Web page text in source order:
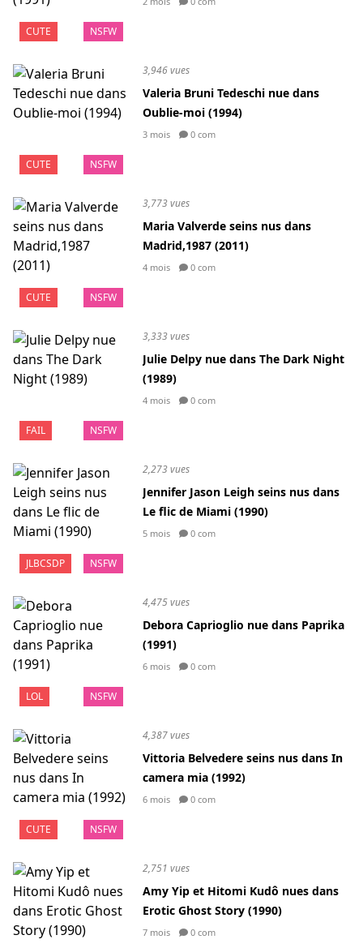
CUTE NSFW
CUTE NSFW
3,946 vues
Valeria Bruni Tedeschi nue dans
Oublie-moi (1994)
3 mois 0 com
CUTE NSFW
3,773 vues
Maria Valverde seins nus dans
Madrid,1987 (2011)
4 mois 0 com
FAIL NSFW
3,333 vues
Julie Delpy nue dans The Dark Night
(1989)
4 mois 0 com
JLBCSDP NSFW
2,273 vues
Jennifer Jason Leigh seins nus dans
Le flic de Miami (1990)
5 mois 0 com
LOL NSFW
4,475 vues
Debora Caprioglio nue dans Paprika
(1991)
6 mois 0 com
CUTE NSFW
4,387 vues
Vittoria Belvedere seins nus dans In
camera mia (1992)
6 mois 0 com
2,751 vues
Amy Yip et Hitomi Kudô nues dans
Erotic Ghost Story (1990)
7 mois 0 com